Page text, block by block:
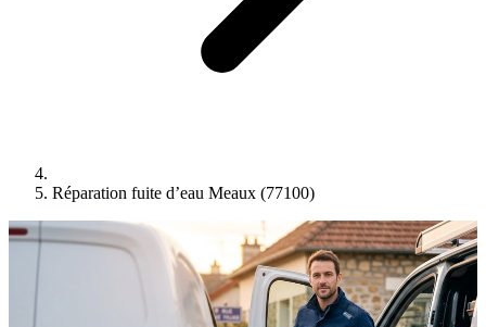
Réparation fuite d’eau Meaux (77100)